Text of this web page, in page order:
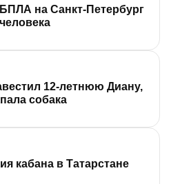
на Санкт-Петербург
12-летнюю Диану,
собака
кабана в Татарстане